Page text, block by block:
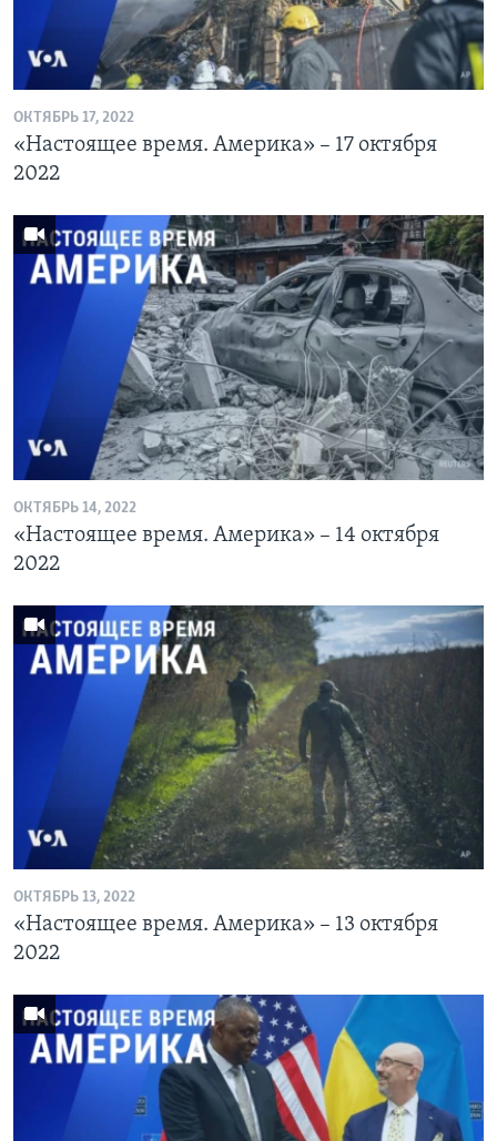
ОКТЯБРЬ 17, 2022
«Настоящее время. Америка» – 17 октября
2022
ОКТЯБРЬ 14, 2022
«Настоящее время. Америка» – 14 октября
2022
ОКТЯБРЬ 13, 2022
«Настоящее время. Америка» – 13 октября
2022